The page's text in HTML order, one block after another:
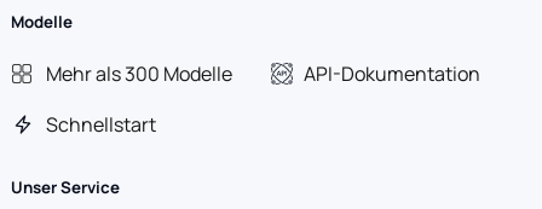
Modelle
Mehr als 300 Modelle
API-Dokumentation
Schnellstart
Unser Service